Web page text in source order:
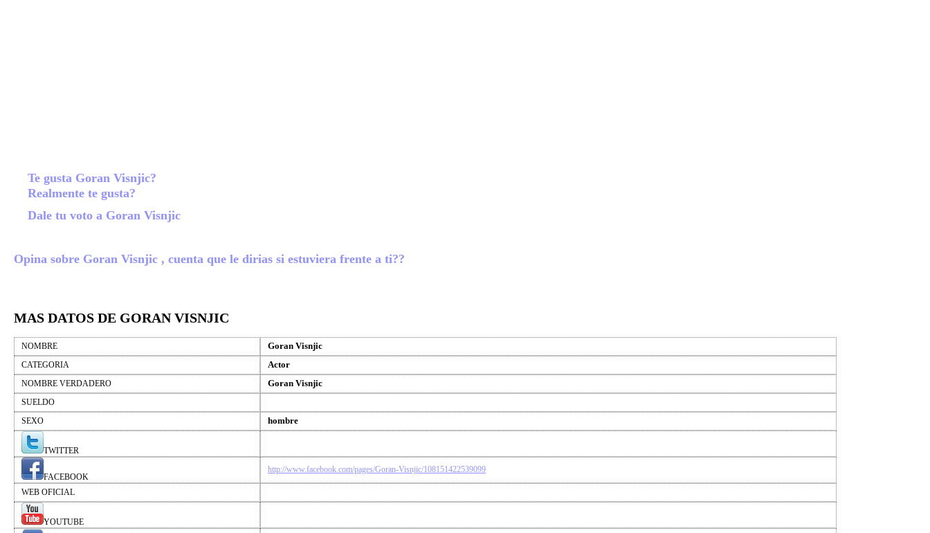
Te gusta Goran Visnjic?
Realmente te gusta?
Dale tu voto a Goran Visnjic
Opina sobre Goran Visnjic , cuenta que le dirias si estuviera frente a ti??
MAS DATOS DE GORAN VISNJIC
NOMBRE Goran Visnjic
CATEGORIA Actor
NOMBRE VERDADERO Goran Visnjic
SUELDO
SEXO
hombre
TWITTER
FACEBOOK
http://www.facebook.com/pages/Goran-Visnjic/108151422539099
WEB OFICIAL
YOUTUBE